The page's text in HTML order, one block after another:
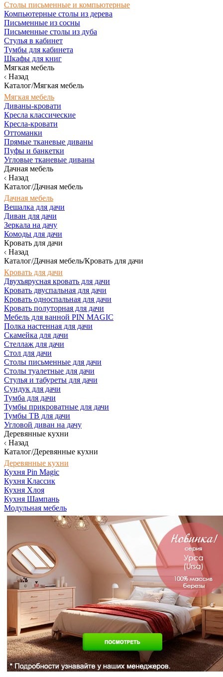
Столы письменные и компьютерные
Компьютерные столы из дерева
Письменные из сосны
Письменные столы из дуба
Стулья в кабинет
Тумбы для кабинета
Шкафы для книг
Мягкая мебель
Назад
Каталог/Мягкая мебель
Мягкая мебель
Диваны-кровати
Кресла классические
Кресла-кровати
Оттоманки
Прямые тканевые диваны
Пуфы и банкетки
Угловые тканевые диваны
Дачная мебель
Назад
Каталог/Дачная мебель
Дачная мебель
Вешалка для дачи
Диван для дачи
Зеркала на дачу
Комоды для дачи
Кровать для дачи
Назад
Каталог/Дачная мебель/Кровать для дачи
Кровать для дачи
Двухъярусная кровать для дачи
Кровать двуспальная для дачи
Кровать односпальная для дачи
Кровать полуторная для дачи
Мебель для ванной PIN MAGIC
Полка настенная для дачи
Скамейка для дачи
Стеллаж для дачи
Стол для дачи
Столы письменные для дачи
Столы туалетные для дачи
Стулья и табуреты для дачи
Сундук для дачи
Тумба для дачи
Тумбы прикроватные для дачи
Тумбы ТВ для дачи
Угловой диван на дачу
Деревянные кухни
Назад
Каталог/Деревянные кухни
Деревянные кухни
Кухня Pin Magic
Кухня Классик
Кухня Хлоя
Кухня Шампань
Модульная мебель